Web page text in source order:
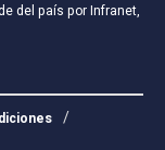
del país porInfranet,